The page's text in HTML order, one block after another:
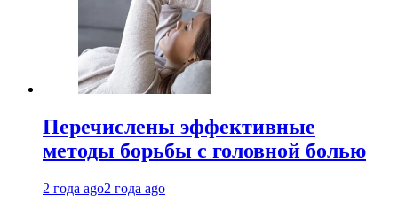
Перечислены эффективные
методы борьбы с головной болью
2 года ago2 года ago